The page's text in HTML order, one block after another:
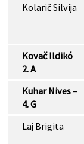
Kolarič Silvija
Kovač Ildikó
2. A
Kuhar Nives –
4. G
Laj Brigita